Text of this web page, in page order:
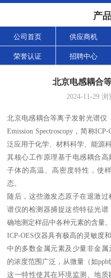
产
公司首页 供应商机
荣誉认证 招聘中心
北京电感耦合
2024-11-29 浏
北京电感耦合等离子发射光谱仪
Emission Spectroscopy，简称
泛应用于化学、材料科学、能源
其核心工作原理基于电感耦合
子体的高温、高密度特性，使
态。
随后，这些激发态原子在退激
谱仪的检测器捕捉这些特征光
确地测定样品中各种元素的含量。
ICP-OES仪器具有极高的灵敏度
中的多数金属元素及少量非金
的浓度范围广泛，从微量（如ppb
这一特性使其在环境监测、地